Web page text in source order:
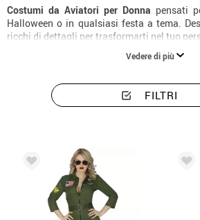
Costumi da Aviatori per Donna pensati
Halloween o in qualsiasi festa a tema.
ricchi di dettagli per trasformarti nel tuo
Vedere di più
FILTRI